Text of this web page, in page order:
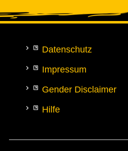
Datenschutz
Impressum
Gender Disclaimer
Hilfe